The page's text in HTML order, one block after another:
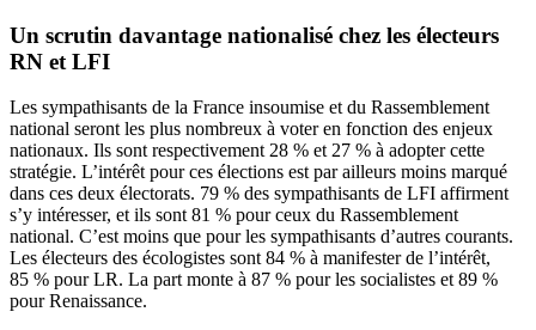
Un scrutin davantage nationalisé chez les électeurs
RN et LFI
Les sympathisants de la France insoumise et du Rassemblement
national seront les plus nombreux à voter en fonction des enjeux
nationaux. Ils sont respectivement 28 % et 27 % à adopter cette
stratégie. L’intérêt pour ces élections est par ailleurs moins marqué
dans ces deux électorats. 79 % des sympathisants de LFI affirment
s’y intéresser, et ils sont 81 % pour ceux du Rassemblement
national. C’est moins que pour les sympathisants d’autres courants.
Les électeurs des écologistes sont 84 % à manifester de l’intérêt,
85 % pour LR. La part monte à 87 % pour les socialistes et 89 %
pour Renaissance.